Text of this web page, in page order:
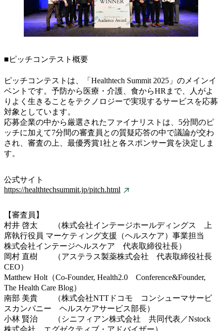
■ピッチコンテスト概要
ピッチコンテストは、「Healthtech Summit 2025」のメインイ
ベントです。予防から医療・介護、食からHRまで、人がよ
りよく生きることをテクノロジーで実現するサービスを応募
対象としています。
応募企業の中から厳選されたファイナリストは、5分間のピ
ッチに加えて7分間の審査員との質疑応答の中で議論が交わ
され、審査の上、最優秀賞1社と各スポンサー賞を決定しま
す。
公式サイト
https://healthtechsummit.jp/pitch.html
【審査員】
村井 啓太 （株式会社インテージホールディングス 上
席執行役員 マーケティング支援（ヘルスケア）事業担当
株式会社インテージヘルスケア 代表取締役社長）
岡村 直樹 （アステラス製薬株式会社 代表取締役社長
CEO）
Matthew Holt（Co-Founder, Health2.0 Conference&Founder,
The Health Care Blog）
南部 美貴 （株式会社NTTドコモ コンシューマサービ
スカンパニー ヘルスケアサービス部長）
小林 賢治 （シニフィアン株式会社 共同代表／Nstock
株式会社 エグゼクティブ・アドバイザー）